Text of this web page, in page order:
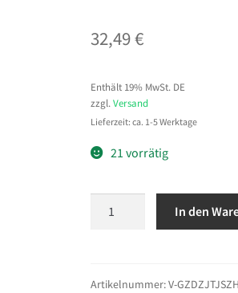
32,49€
Enthält 19% MwSt. DE
zzgl.Versand
Lieferzeit: ca. 1-5 Werktage
21 vorrätig
tlg.
In den
Artikelnummer:V-